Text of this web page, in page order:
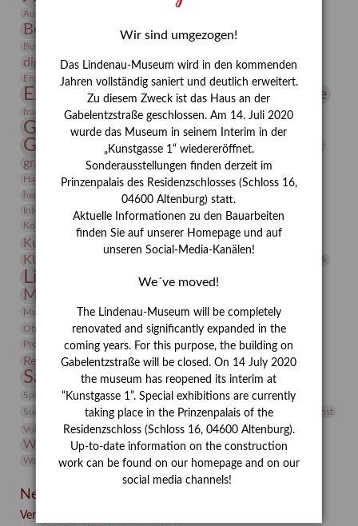
Ausstellung „Vier Winde“
Bernhard August von Lindenau
Burg Posterstein
digitallabor Entartete Kunst
Enteignung
Erdmann Julius Dietrich
Erlebnisportal estrusker Exlibris
Expressionismus Festrede Florenz Fotografie
frauen Frauen in der Antike und heute
Gerhard-Altenbourg-Preis
Gerhard Altenbourg
Gerhard Kurt Müller
grafische sammlung griechische Mythologie
Hanns-Conon von der Gabelentz Heinrich Kirchhoff Heldinnen
herman de vries Humboldt
Insekten
Integriertes Schädlingsmanagement
Jahresempfang
Kolosseum
Kunst
Kunstmuseum Kunstvermittlung Kunst von Kühl
KUNSTWAND Künstler Lehmbruck
Lindenau-Museum Marstall
Museumsgeschichte
Museumspädagogik Mäzen Napoleon Natur
Neue Remise
Objekt im Fokus
Paul Klee Peter Schnürpel Phelloplastik
Pohlhof
Provenienz
Provenienzforschung
Restaurierung Restitution Rudi Lesser Ruth Wolf-Rehfeld
Sammlung Samstagszeichner Skulptur
Sonderausstellung
Sphinx
studio Studio Bildende Kunst
studioDIGITAL
Suermondt-Ludwig-Museum
Vermittlung Video
Videokunst
Volontariat
Walter Rheiner Weihnachten Werefkin
Werkbetrachtung Winter Wissenschaft
Wolf and Dog
Wolf und Hund
Zirkuswoche
Neueste Beiträge
Verschenkt, verkauft, vergessen? – Kunstdetektivinnen im
Wir sind umgezogen!
Das Lindenau-Museum wird in den kommenden
Jahren vollständig saniert und deutlich erweitert.
Zu diesem Zweck ist das Haus an der
Gabelentzstraße geschlossen. Am 14. Juli 2020
wurde das Museum in seinem Interim in der
„Kunstgasse 1“ wiedereröffnet.
Sonderausstellungen finden derzeit im
Prinzenpalais des Residenzschlosses (Schloss 16,
04600 Altenburg) statt.
Aktuelle Informationen zu den Bauarbeiten
finden Sie auf unserer Homepage und auf
unseren Social-Media-Kanälen!
We´ve moved!
The Lindenau-Museum will be completely
renovated and significantly expanded in the
coming years. For this purpose, the building on
Gabelentzstraße will be closed. On 14 July 2020
the museum has reopened its interim at
“Kunstgasse 1”. Special exhibitions are currently
taking place in the Prinzenpalais of the
Residenzschloss (Schloss 16, 04600 Altenburg).
Up-to-date information on the construction
work can be found on our homepage and on our
social media channels!